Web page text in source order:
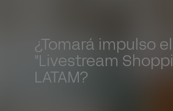
¿Tomará impulso el
"Livestream
LATAM?